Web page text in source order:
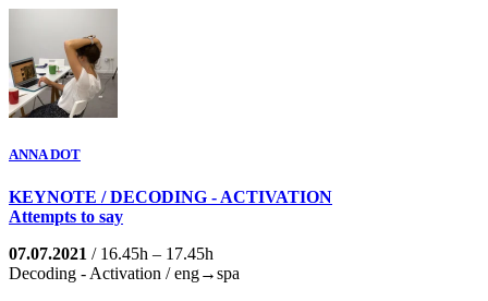
ANNA DOT
KEYNOTE / DECODING - ACTIVATION
Attempts to say
07.07.2021 / 16.45h – 17.45h
Decoding - Activation / eng→spa